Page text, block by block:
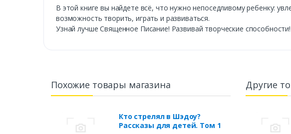
В этой книге вы найдете всё, что нужно непоседливому ребенку:
возможность творить, играть и развиваться.
Узнай лучше Священное Писание! Развивай творческие
Похожие товары магазина
Кто стрелял в Шэдоу?
Рассказы для детей. Том 1
Другие